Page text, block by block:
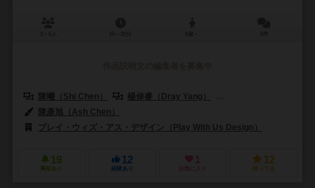
陳曦（Shi Chen） 楊倬睿（Dray Yang）
陳彥旭（Ash Chen）
プレイ・ウィズ・アス・デザイン（Play With Us Design）
19
興味あり
12
経験あり
1
お気に入り
12
持ってる